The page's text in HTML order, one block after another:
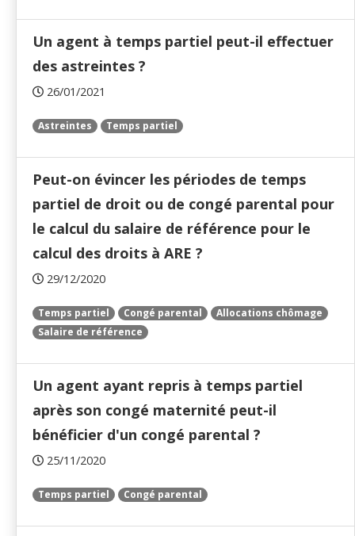
Un agent à temps partiel peut-il effectuer
des astreintes ?
26/01/2021
Astreintes Temps partiel
Peut-on évincer les périodes de temps
partiel de droit ou de congé parental pour
le calcul du salaire de référence pour le
calcul des droits à ARE ?
29/12/2020
Temps partiel Congé parental
Allocations chômage
Salaire de référence
Un agent ayant repris à temps partiel
après son congé maternité peut-il
bénéficier d'un congé parental ?
25/11/2020
Temps partiel Congé parental